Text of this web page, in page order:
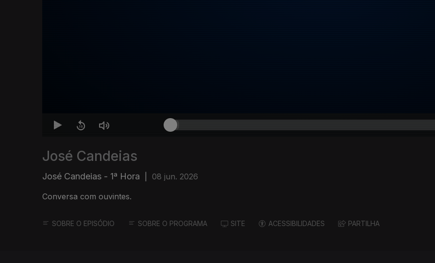
José Candeias
José Candeias - 1ª Hora 08 jun. 2026
Conversa com ouvintes.
SOBRE O EPISÓDIO SOBRE O PROGRAMA SITE ACESSIBILIDADES PARTILHA